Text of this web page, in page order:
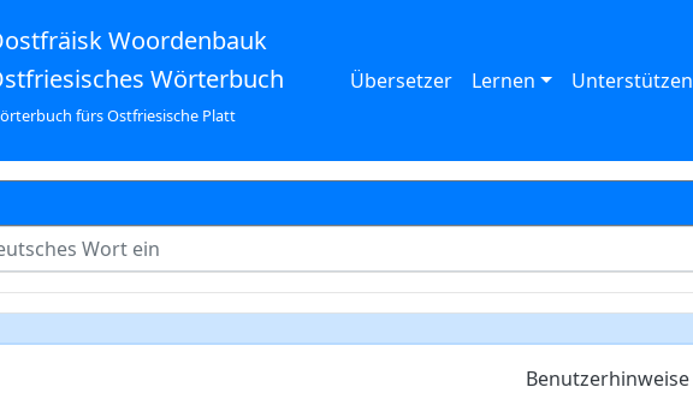
Woordenbauk
Wörterbuch
fürs Ostfriesische Platt
Übersetzer Lernen Unterstützen
Benutzerhinweise